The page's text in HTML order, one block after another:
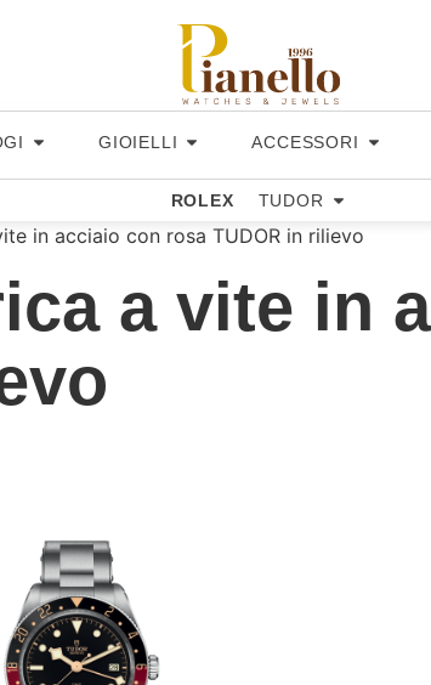
GIOIELLI ACCESSORI
ROLEX TUDOR
in acciaio con rosa TUDOR in rilievo
a vite in